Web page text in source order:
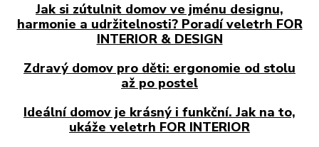
Jak si zútulnit domov ve jménu designu,
harmonie a udržitelnosti? Poradí veletrh FOR
INTERIOR & DESIGN
Zdravý domov pro děti: ergonomie od stolu
až po postel
Ideální domov je krásný i funkční. Jak na to,
ukáže veletrh FOR INTERIOR